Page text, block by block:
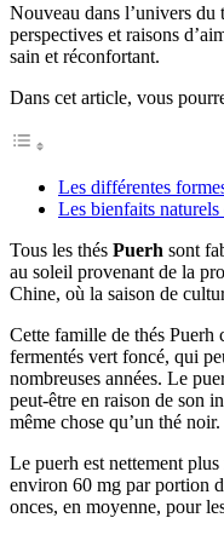
Nouveau dans l’univers
perspectives et raisons
sain et réconfortant.
Dans cet article, vous
Les différentes
Les bienfaits naturels
Tous les thés Puerh sont
au soleil provenant de la
Chine, où la saison de
Cette famille de thés Puerh
fermentés vert foncé, qui
nombreuses années. Le
peut-être en raison de son
même chose qu’un thé noir.
Le puerh est nettement plus
environ 60 mg par portion
onces, en moyenne, pour